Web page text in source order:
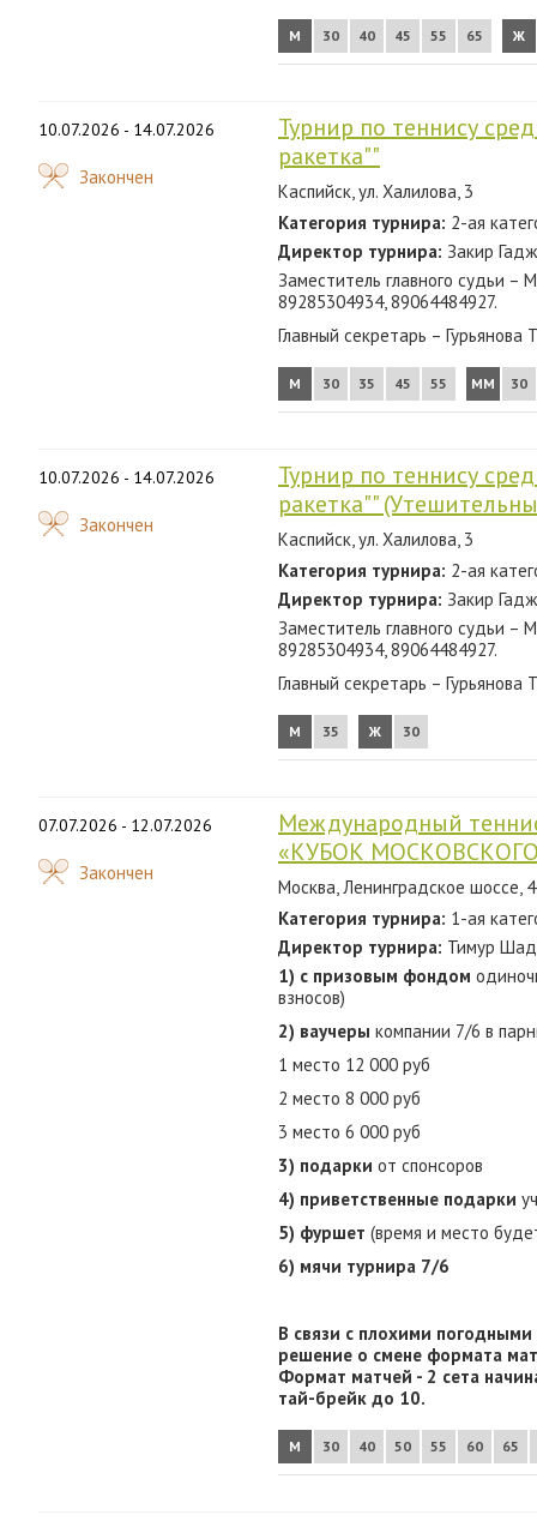
М 30 40 45 55 65 Ж
10.07.2026 - 14.07.2026
Закончен
Турнир по теннису
ракетка""
Каспийск, ул. Халилова, 3
Категория турнира: 2-ая
Директор турнира: Закир
Заместитель главного судьи –
89285304934, 89064484927.
Главный секретарь –
М 30 35 45 55 ММ 30
10.07.2026 - 14.07.2026
Закончен
Турнир по теннису
ракетка""
Каспийск, ул. Халилова, 3
Категория турнира: 2-ая
Директор турнира: Закир
Заместитель главного судьи –
89285304934, 89064484927.
Главный секретарь –
М 35 Ж 30
07.07.2026 - 12.07.2026
Закончен
Международный
«КУБОК
Москва, Ленинградское шоссе,
Категория турнира: 1-ая
Директор турнира: Тимур
1) с призовым фондом
взносов)
2) ваучеры компании 7/6 в
1 место 12 000 руб
2 место 8 000 руб
3 место 6 000 руб
3) подарки от спонсоров
4) приветственные подарки
5) фуршет (время и место
6) мячи турнира 7/6
В связи с плохими
решение о смене формата
Формат матчей - 2 сета
тай-брейк до 10.
М 30 40 50 55 60 65